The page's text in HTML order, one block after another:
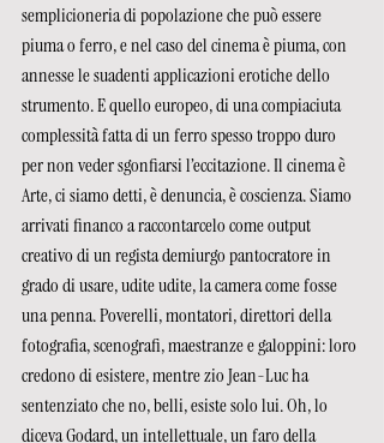
semplicioneria di popolazione che può essere
piuma o ferro, e nel caso del cinema è piuma, con
annesse le suadenti applicazioni erotiche dello
strumento. E quello europeo, di una compiaciuta
complessità fatta di un ferro spesso troppo duro
per non veder sgonfiarsi l’eccitazione. Il cinema è
Arte, ci siamo detti, è denuncia, è coscienza. Siamo
arrivati financo a raccontarcelo come output
creativo di un regista demiurgo pantocratore in
grado di usare, udite udite, la camera come fosse
una penna. Poverelli, montatori, direttori della
fotografia, scenografi, maestranze e galoppini: loro
credono di esistere, mentre zio Jean-Luc ha
sentenziato che no, belli, esiste solo lui. Oh, lo
diceva Godard, un intellettuale, un faro della